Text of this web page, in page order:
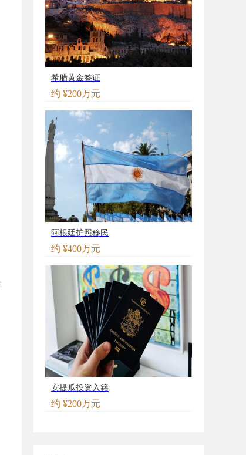
希腊黄金签证
约 ¥200万元
阿根廷护照移民
约 ¥400万元
安提瓜投资入籍
约 ¥200万元